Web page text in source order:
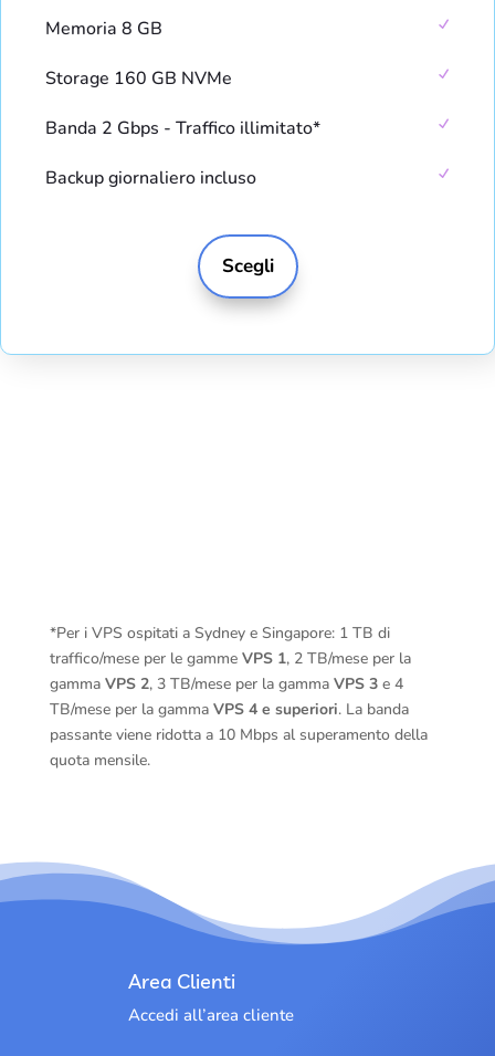
Memoria 8 GB
Storage 160 GB NVMe
Banda 2 Gbps - Traffico illimitato*
Backup giornaliero incluso
Scegli
*Per i VPS ospitati a Sydney e Singapore: 1 TB di
traffico/mese per le gamme VPS 1, 2 TB/mese per la
gamma VPS 2, 3 TB/mese per la gamma VPS 3e 4
TB/mese per la gamma VPS 4 e superiori. La banda
passante viene ridotta a 10 Mbps al superamento della
quota mensile.
Area Clienti
Accedi all’area cliente